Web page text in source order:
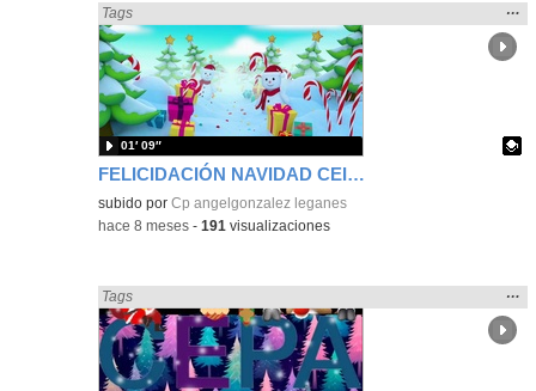
FELICIDACIÓN NAVIDAD CEIPSO ÁNGEL GONZÁLEZ 2025
Encontrado «Fiestas» en:
Tags
la
…
Contenido educativo.
subido porCp angelgonzalez leganes
01′ 09″
-hace 8 meses -191 visualizaciones
Encontrado «Fiestas» en:
Tags
la
…